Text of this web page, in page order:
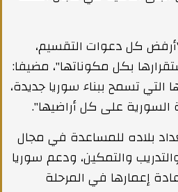
كل دعوات التقسيم،
بكل مكوناتها"، مضيفا:
تسمح ببناء سوريا جديدة،
السورية على كل أراضيها".
بلاده للمساعدة في مجال
والتمكين، ودعم سوريا
إعمارها في المرحلة